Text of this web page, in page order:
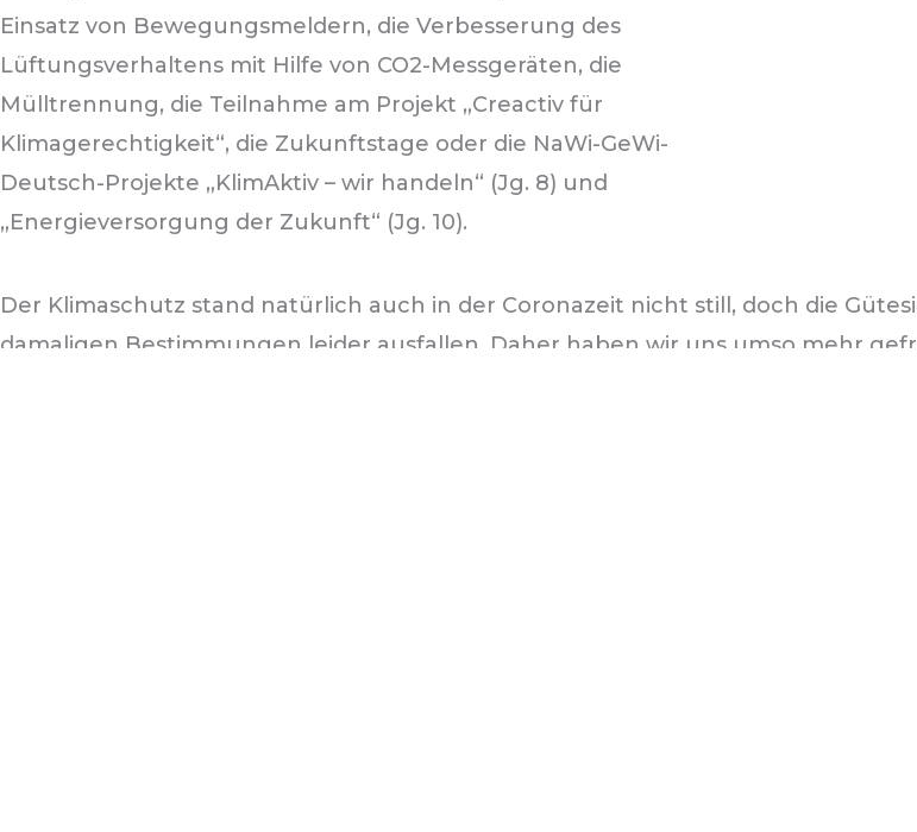
Einsatz von Bewegungsmeldern, die Verbesserung des
Lüftungsverhaltens mit Hilfe von CO2-Messgeräten, die
Mülltrennung, die Teilnahme am Projekt „Creactiv für
Klimagerechtigkeit“, die Zukunftstage oder die NaWi-GeWi-
Deutsch-Projekte „KlimAktiv – wir handeln“ (Jg. 8) und
„Energieversorgung der Zukunft“ (Jg. 10).
Der Klimaschutz stand natürlich auch in der Coronazeit nicht still, doch die
damaligen Bestimmungen leider ausfallen. Daher haben wir uns umso mehr